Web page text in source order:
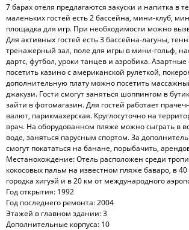
7 барах отеля предлагаются закуски и напитка в
маленьких гостей есть 2 бассейна, мини-клуб,
площадка для игр. При необходимости можно
Для активных гостей есть 3 бассейна-лагуны,
тренажерный зал, поле для игры в мини-гольф,
дартс, футбол, уроки танцев и аэробика.
посетить казино с американской рулеткой,
дополнительную плату можно посетить
джакузи. Гости смогут заняться шоппингом в
зайти в фотомагазин. Для гостей работает
валют, парикмахерская. Круглосуточно на
врач. На оборудованном пляже можно сыграть в
воде, заняться парусным спортом. За
смогут покататься на банане, порыбачить,
Местанохождение: Отель расположен среди
кокосовых пальм на известном пляже баваро, в
городка хигуэй и в 20 км от международного
Год открытия: 1992
Год последнего ремонта: 2004
Этажей в главном здании: 3
Дополнительные корпуса: 10